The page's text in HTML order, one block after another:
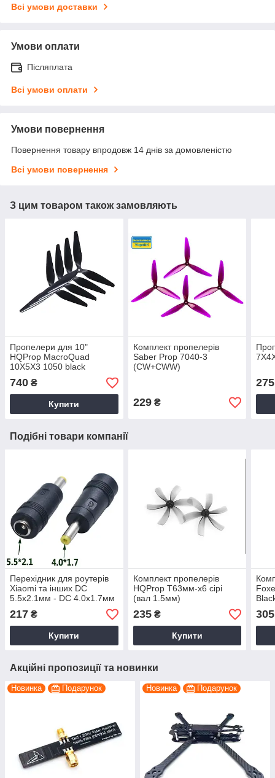
Всі умови доставки
Умови оплати
Післяплата
Всі умови оплати
Умови повернення
Повернення товару впродовж 14 днів за домовленістю
Всі умови повернення
З цим товаром також замовляють
Пропелери для 10"
HQProp MacroQuad
10X5X3 1050 black
740 ₴
Купити
Комплект пропелерів
Saber Prop 7040-3
(CW+CWW)
229₴
275
Подібні товари компанії
Перехідник для роутерів
Xiaomi та інших DC
5.5x2.1мм - DC 4.0х1.7мм
217 ₴
Купити
Комплект пропелерів
HQProp T63мм-х6 сірі
(вал 1.5мм)
235₴
Купити
305
Акційні пропозиції та новинки
Новинка Подарунок Новинка Подарунок